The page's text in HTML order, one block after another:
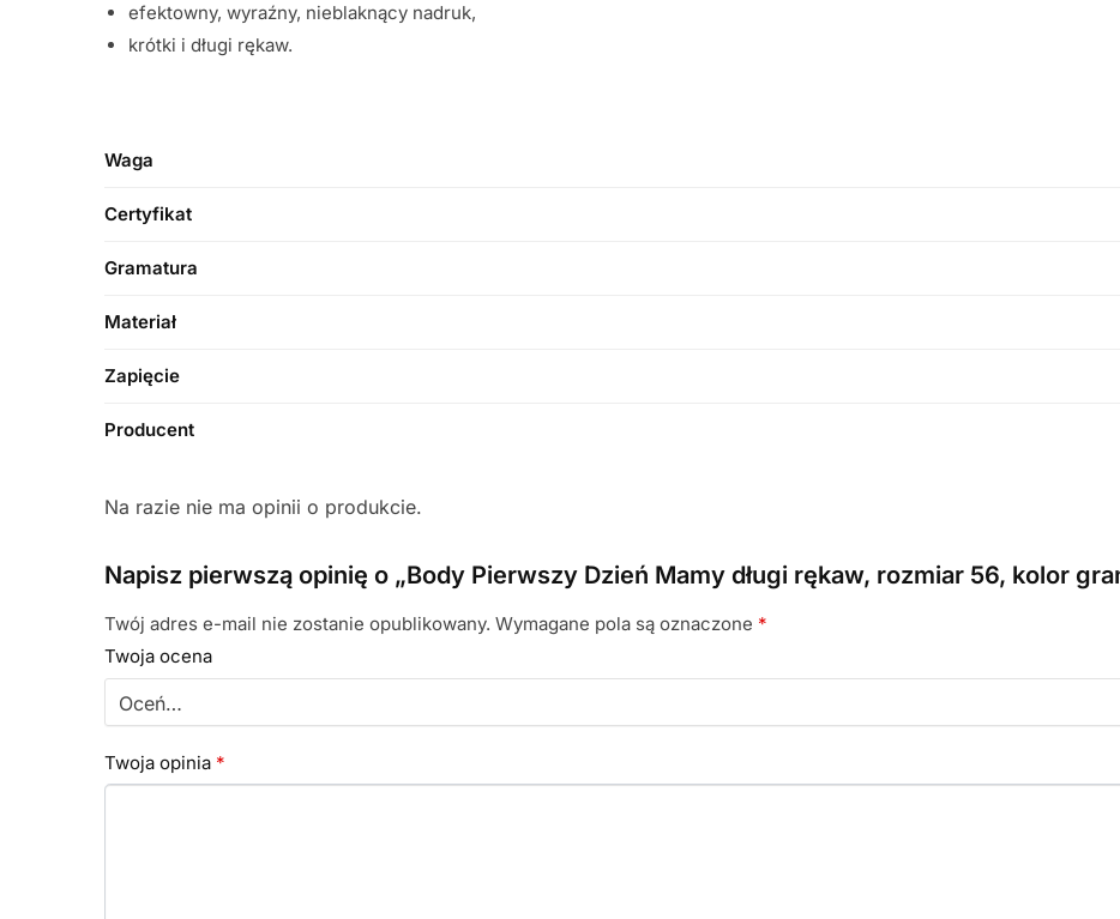
efektowny, wyraźny, nieblaknący nadruk,
krótki i długi rękaw.
Waga
Certyfikat
Gramatura
Materiał
Zapięcie
Producent
Na razie nie ma opinii o produkcie.
Napisz pierwszą opinię o „Body Pierwszy Dzień Mamy długi rękaw, rozmiar 56, kolor
Twój adres e-mail nie zostanie opublikowany. Wymagane pola są oznaczone *
Twoja ocena
Twoja opinia *